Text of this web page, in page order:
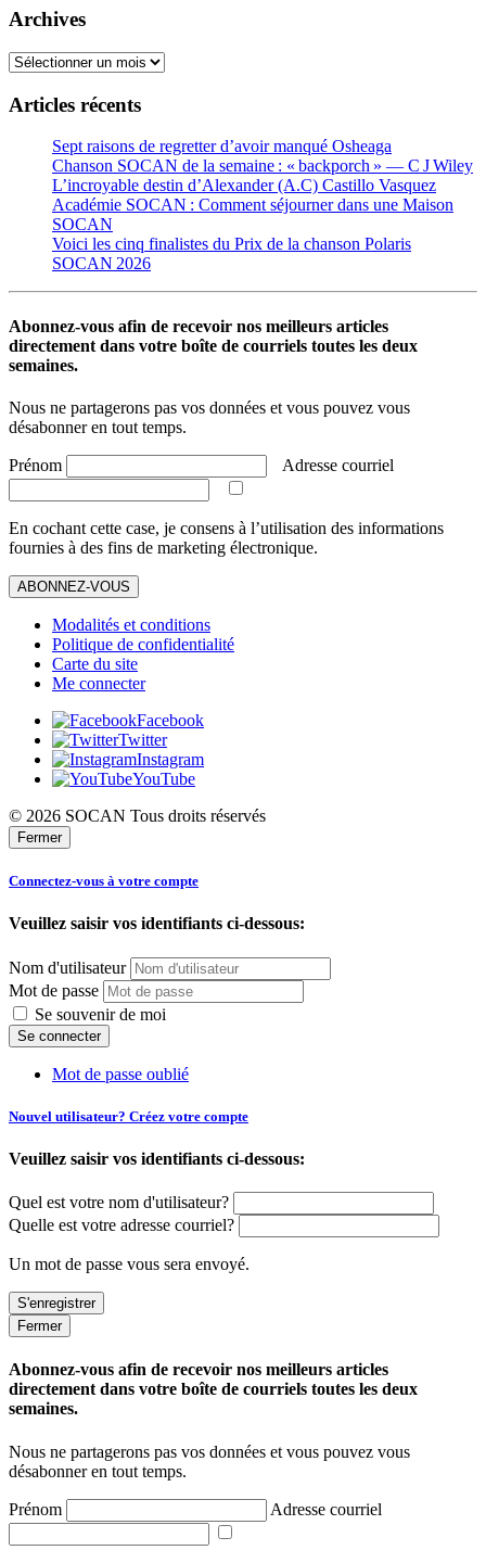
Archives
Archives
Articles récents
Sept raisons de regretter d’avoir manqué Osheaga
Chanson SOCAN de la semaine : « backporch » — C J Wiley
L’incroyable destin d’Alexander (A.C) Castillo Vasquez
Académie SOCAN : Comment séjourner dans une Maison
SOCAN
Voici les cinq finalistes du Prix de la chanson Polaris
SOCAN 2026
Abonnez-vous afin de recevoir nos meilleurs articles
directement dans votre boîte de courriels toutes les deux
semaines.
Nous ne partagerons pas vos données et vous pouvez vous
désabonner en tout temps.
Prénom Adresse courriel
En cochant cette case, je consens à l’utilisation des informations
fournies à des fins de marketing électronique.
ABONNEZ-VOUS
Modalités et conditions
Politique de confidentialité
Carte du site
Me connecter
Facebook
Twitter
Instagram
YouTube
© 2026 SOCAN Tous droits réservés
Fermer
Connectez-vous à votre compte
Veuillez saisir vos identifiants ci-dessous:
Nom d'utilisateur
Mot de passe
Se souvenir de moi
Mot de passe oublié
Nouvel utilisateur? Créez votre compte
Veuillez saisir vos identifiants ci-dessous:
Quel est votre nom d'utilisateur?
Quelle est votre adresse courriel?
Un mot de passe vous sera envoyé.
Fermer
Abonnez-vous afin de recevoir nos meilleurs articles
directement dans votre boîte de courriels toutes les deux
semaines.
Nous ne partagerons pas vos données et vous pouvez vous
désabonner en tout temps.
Prénom Adresse courriel